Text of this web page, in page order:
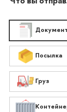
Посылка
Груз